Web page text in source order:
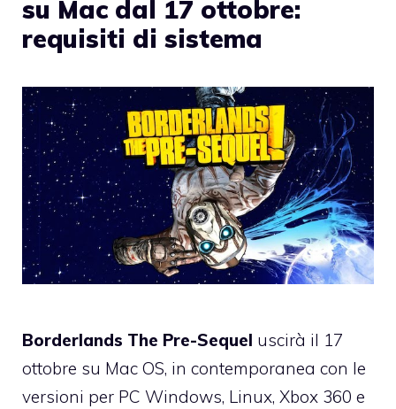
su Mac dal 17 ottobre:
requisiti di sistema
Borderlands The Pre-Sequel uscirà il 17
ottobre su Mac OS, in contemporanea con le
versioni per PC Windows, Linux, Xbox 360 e